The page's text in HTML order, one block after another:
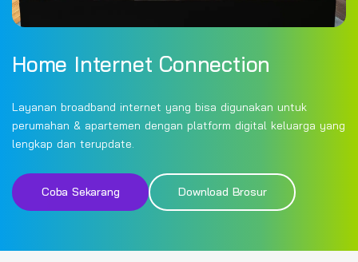
Home Internet Connection
Layanan broadband internet yang bisa digunakan untuk
perumahan & apartemen dengan platform digital keluarga yang
lengkap dan terupdate.
Coba Sekarang Download Brosur